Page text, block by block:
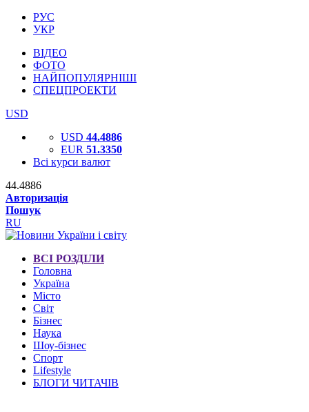
РУС
УКР
ВІДЕО
ФОТО
НАЙПОПУЛЯРНІШІ
СПЕЦПРОЕКТИ
USD
USD 44.4886
EUR 51.3350
Всі курси валют
44.4886
Авторизація
Пошук
RU
ВСІ РОЗДІЛИ
Головна
Україна
Місто
Світ
Бізнес
Наука
Шоу-бізнес
Спорт
Lifestyle
БЛОГИ ЧИТАЧІВ